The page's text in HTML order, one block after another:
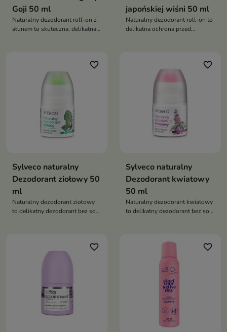
Goji 50 ml
Naturalny dezodorant roll-on z
ałunem to skuteczna, delikatna
japońskiej wiśni 50 ml
Naturalny dezodorant roll-on to
delikatna ochrona przed
favorite_border
Sylveco naturalny
Dezodorant ziołowy 50
ml
Naturalny dezodorant ziołowy
to delikatny dezodorant bez soli
przez cały dzień
favorite_border
Sylveco naturalny
Dezodorant kwiatowy
50 ml
Naturalny dezodorant kwiatowy
to delikatny dezodorant bez soli
favorite_border favorite_border